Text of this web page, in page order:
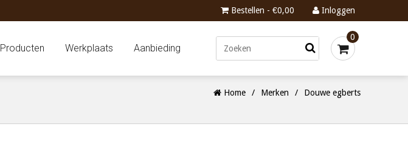
Bestellen - €0,00 Inloggen
Producten Werkplaats Aanbieding
0
Home / Merken / Douwe egberts